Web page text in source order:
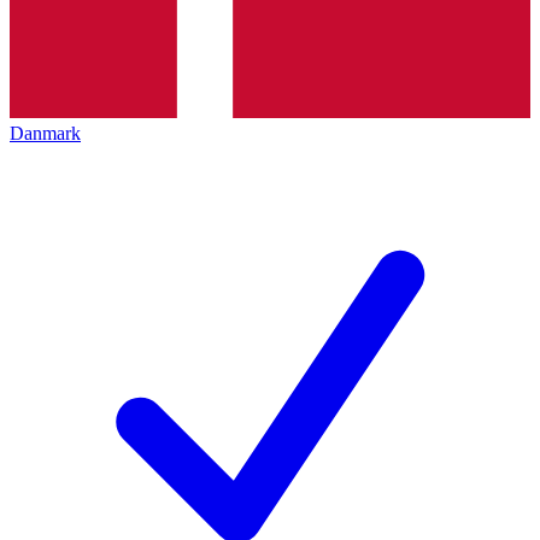
Danmark